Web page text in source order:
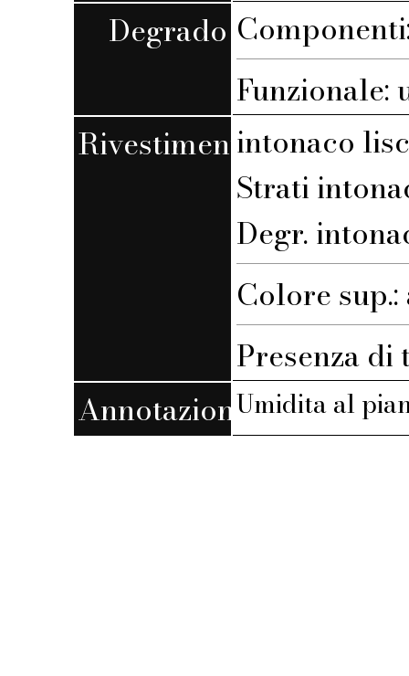
Degrado
Funzionale:
Rivestimentointonaco
Strati
Degr.
Colore sup.:
Presenza
AnnotazioniUmidita al